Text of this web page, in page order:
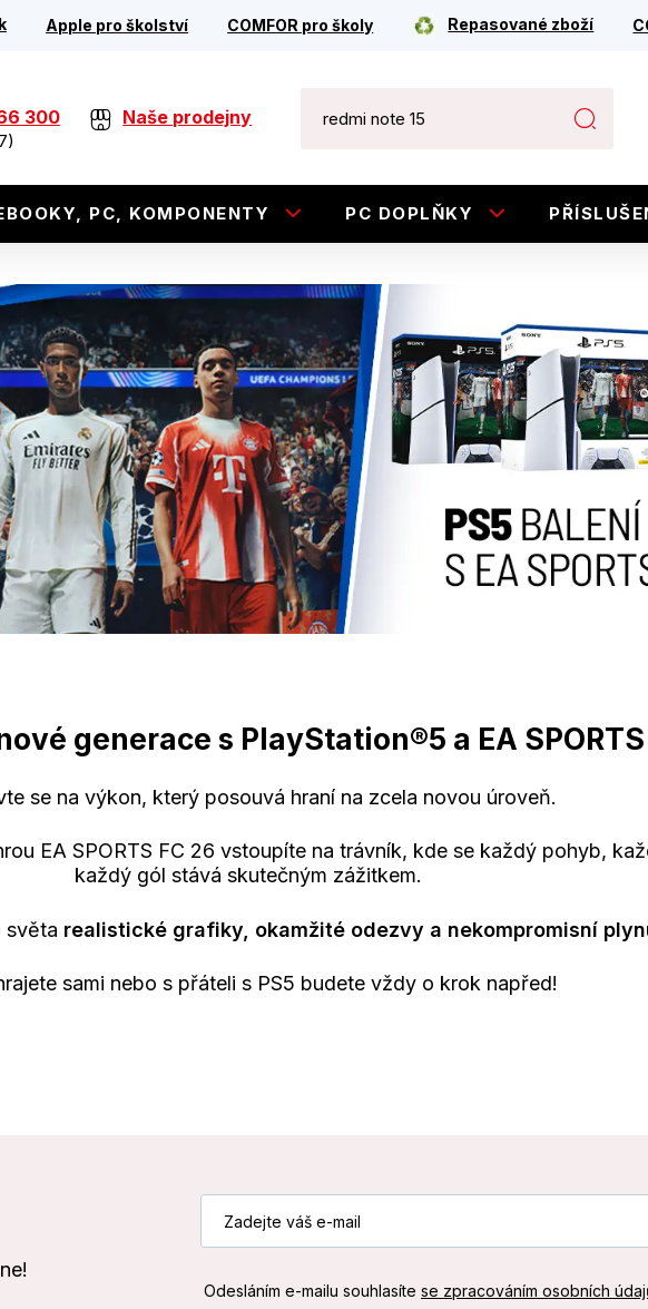
Apple pro školství COMFOR pro školy Repasované zboží
300 Naše prodejny
PC, KOMPONENTY PC DOPLŇKY
generace s PlayStation®5 a EA SPORTS
se na výkon, který posouvá hraní na zcela novou úroveň.
EA SPORTS FC 26 vstoupíte na trávník, kde se každý pohyb,
každý gól stává skutečným zážitkem.
světa realistické grafiky, okamžité odezvy a nekompromisní
sami nebo s přáteli s PS5 budete vždy o krok napřed!
Odesláním e-mailu souhlasíte se zpracováním osobních